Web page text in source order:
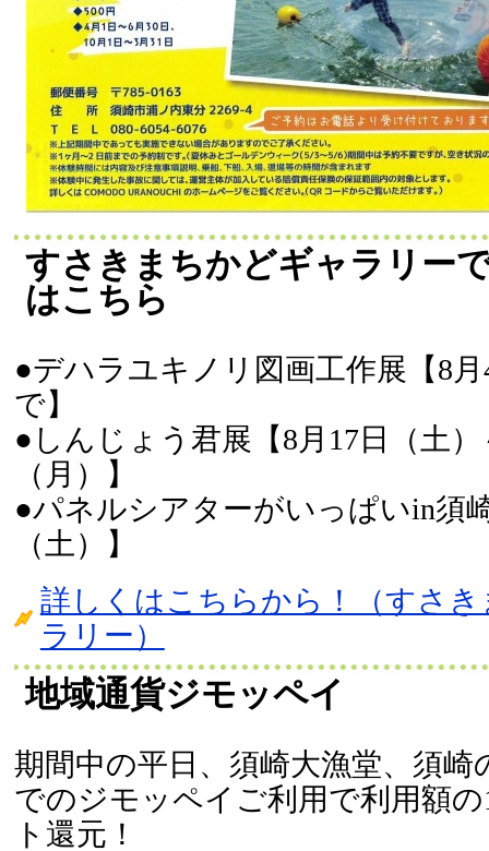
すさきまちかどギャラリー
はこちら
●デハラユキノリ図画工作展【8
で】
●しんじょう君展【8月17日（土）
（月）】
●パネルシアターがいっぱいin須
（土）】
詳しくはこちらから！（すさ
ラリー）
地域通貨ジモッペイ
期間中の平日、須崎大漁堂、須崎
でのジモッペイご利用で利用額
ト還元！